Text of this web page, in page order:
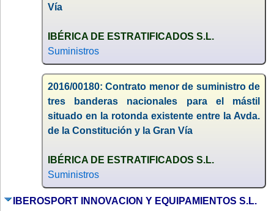
Vía
IBÉRICA DE ESTRATIFICADOS S.L.
Suministros
2016/00180: Contrato menor de suministro de
tres banderas nacionales para el mástil
situado en la rotonda existente entre la Avda.
de la Constitución y la Gran Vía
IBÉRICA DE ESTRATIFICADOS S.L.
Suministros
IBEROSPORT INNOVACION Y EQUIPAMIENTOS S.L.